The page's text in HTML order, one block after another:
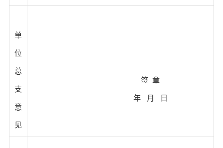
单
位
总
支
意
见
签 章
年 月 日